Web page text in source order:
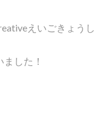
えいごきょうし
した！